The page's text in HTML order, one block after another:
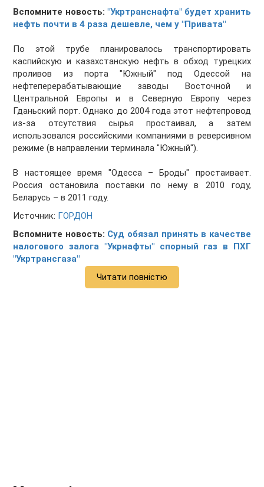
Вспомните новость: "Укртранснафта" будет хранить
нефть почти в 4 раза дешевле, чем у "Привата"
По этой трубе планировалось транспортировать
каспийскую и казахстанскую нефть в обход турецких
проливов из порта "Южный" под Одессой на
нефтеперерабатывающие заводы Восточной и
Центральной Европы и в Северную Европу через
Гданьский порт. Однако до 2004 года этот нефтепровод
из-за отсутствия сырья простаивал, а затем
использовался российскими компаниями в реверсивном
режиме (в направлении терминала "Южный").
В настоящее время "Одесса – Броды" простаивает.
Россия остановила поставки по нему в 2010 году,
Беларусь – в 2011 году.
Источник: ГОРДОН
Вспомните новость: Суд обязал принять в качестве
налогового залога "Укрнафты" спорный газ в ПХГ
"Укртрансгаза"
Читати повністю